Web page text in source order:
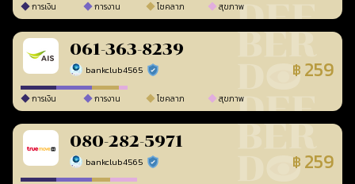
การเงิน การงาน โชคลาภ สุขภาพ
061-363-8239
bankclub4565 ร้านยืนยันแล้ว ฿ 259
การเงิน การงาน โชคลาภ สุขภาพ
080-282-5971
bankclub4565 ร้านยืนยันแล้ว ฿ 259